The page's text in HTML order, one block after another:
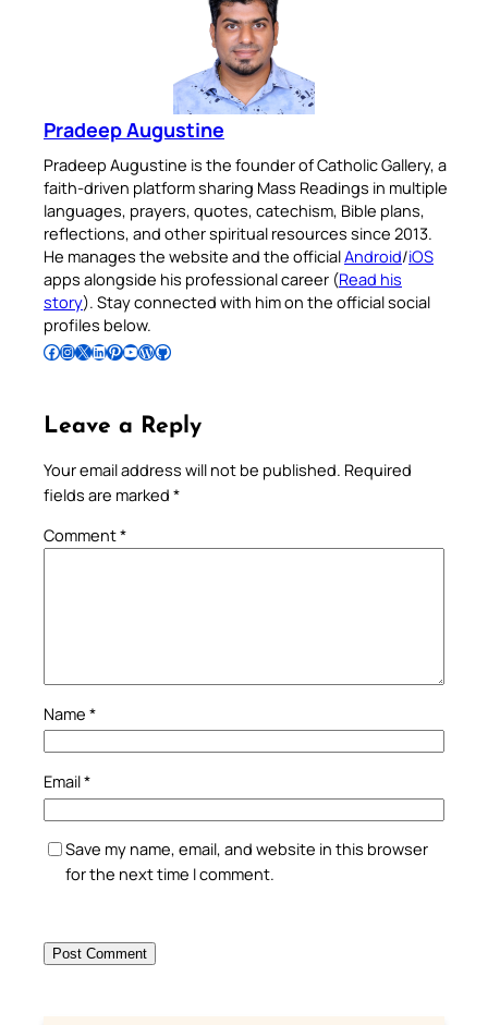
Pradeep Augustine
Pradeep Augustine is the founder of Catholic Gallery, a
faith-driven platform sharing Mass Readings in multiple
languages, prayers, quotes, catechism, Bible plans,
reflections, and other spiritual resources since 2013.
He manages the website and the officialAndroid/iOS
apps alongside his professional career (Read his
story). Stay connected with him on the official social
profiles below.
Follow Pradeep on Facebook Follow Pradeep on InstagramFollow Pradeep on X Follow Pradeep on LinkedIn Follow Pradeep on Pinterest Subscribe to Pradeep’s Youtube Channel Follow Pradeep on WordPress Follow Pradeep on GitHub
Leave a Reply
Your email address will not be published. Required
fields are marked *
Comment*
Name *
Email*
Save my name, email, and website in this browser
for the next time I comment.